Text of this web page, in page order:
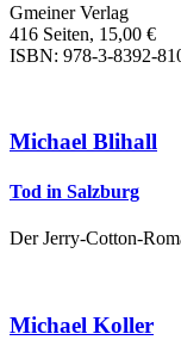
Gmeiner Verlag
416 Seiten, 15,00 €
ISBN: 978-3-8392-
Michael Blihall
Tod in Salzburg
Der Jerry-Cotton-
Michael Koller